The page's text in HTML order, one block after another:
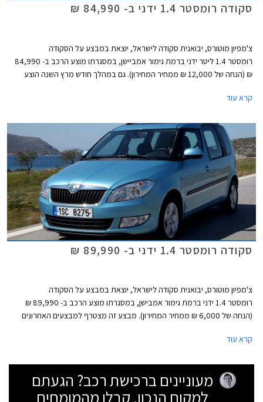
סקודה רומסטר 1.4 ידני ב- 84,990 ₪
צ'מפיון מוטורס, יבואנית סקודה לישראל, יוצאת במבצע על הסקודה
רומסטר 1.4 ליטר ידני ברמת גימור אמביישן, במסגרתו מוצע הרכב ב- 84,990
₪ (הנחה של 12,000 ₪ ממחיר המחירון). גם במהלך חודש מרץ השנה הוצע
₪.
קרא עוד
סקודה רומסטר 1.4 ידני ב- 89,990 ₪
צ'מפיון מוטורס, יבואנית סקודה לישראל, יוצאת במבצע על הסקודה
רומסטר 1.4 ידני ברמת גימור אמבישן, במסגרתו מוצע הרכב ב- 89,990 ₪
(הנחה של 6,000 ₪ ממחיר המחירון). מבצע זה מצטרף למבצעים האחרונים
9,000 ₪ ממחיר המחירון).
קרא עוד
מעוניינים ברכישת רכב? הגעתם
למקום הנכון. קבלו מהמומחים